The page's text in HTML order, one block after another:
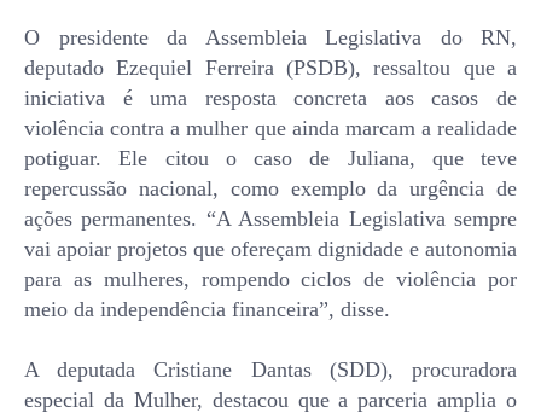
O presidente da Assembleia Legislativa do RN,
deputado Ezequiel Ferreira (PSDB), ressaltou que a
iniciativa é uma resposta concreta aos casos de
violência contra a mulher que ainda marcam a realidade
potiguar. Ele citou o caso de Juliana, que teve
repercussão nacional, como exemplo da urgência de
ações permanentes. “A Assembleia Legislativa sempre
vai apoiar projetos que ofereçam dignidade e autonomia
para as mulheres, rompendo ciclos de violência por
meio da independência financeira”, disse.
A deputada Cristiane Dantas (SDD), procuradora
especial da Mulher, destacou que a parceria amplia o